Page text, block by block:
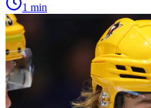
1 min